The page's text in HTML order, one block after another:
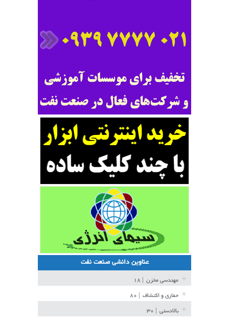
عناوین دانشی صنعت نفت
مهندسی مخزن
حفاری و اکتشاف
بالادستی